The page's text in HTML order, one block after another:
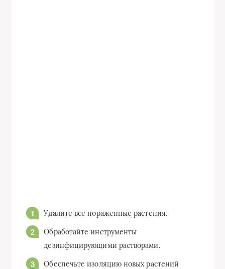
Удалите все пораженные растения.
Обработайте инструменты
дезинфицирующими растворами.
Обеспечьте изоляцию новых растений